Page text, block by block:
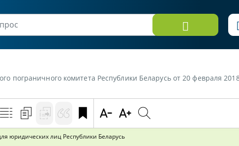
комитета Республики Беларусь от 20 февраля 2018 г. «Правила посещения
юридических лиц Республики Беларусь